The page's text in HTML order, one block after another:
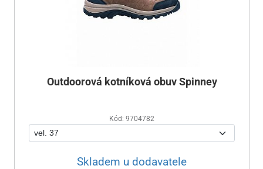
Outdoorová kotníková obuv Spinney
Kód: 9704782
Skladem u dodavatele